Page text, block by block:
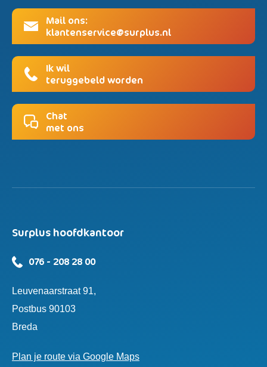
Mail ons:
klantenservice@surplus.nl
Ik wil
teruggebeld worden
Chat
met ons
Surplus hoofdkantoor
076 - 208 28 00
Leuvenaarstraat 91,
Postbus 90103
Breda
Plan je route via Google Maps